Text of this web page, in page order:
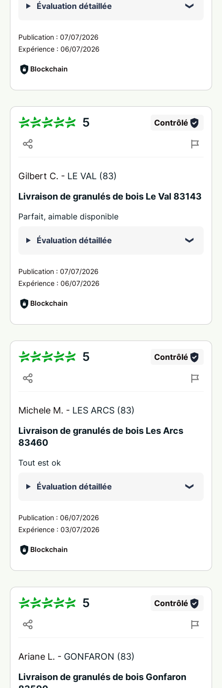
Évaluation détaillée
Publication : 07/07/2026
Expérience : 06/07/2026
Blockchain
5 Contrôlé
Gilbert C. - LE VAL (83)
Livraison de granulés de bois Le Val 83143
Parfait, aimable disponible
Évaluation détaillée
Publication : 07/07/2026
Expérience : 06/07/2026
Blockchain
5 Contrôlé
Michele M. - LES ARCS (83)
Livraison de granulés de bois Les Arcs
83460
Tout est ok
Évaluation détaillée
Publication : 06/07/2026
Expérience : 03/07/2026
Blockchain
5 Contrôlé
Ariane L. - GONFARON (83)
Livraison de granulés de bois Gonfaron